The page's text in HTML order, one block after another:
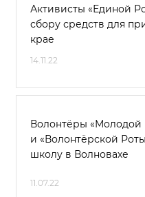
Активисты «Единой
сбору средств для
крае
14.11.22
Волонтёры «Молодой
и «Волонтёрской
школу в Волновахе
11.07.22